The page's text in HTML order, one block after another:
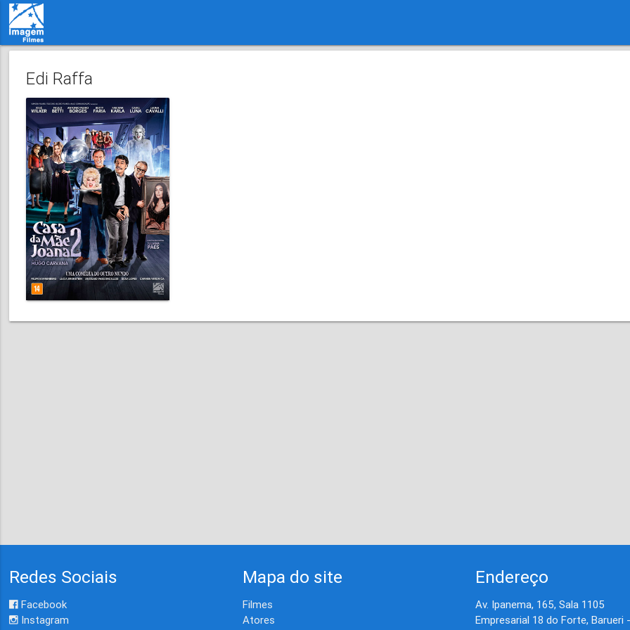
Edi Raffa
Redes Sociais
Facebook
Instagram
Mapa do site
Filmes
Atores
Endereço
Av. Ipanema, 165, Sala 1105
Empresarial 18 do Forte, Barueri